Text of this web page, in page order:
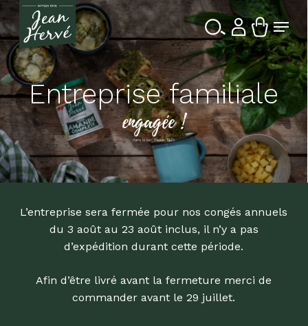
Passer
au
contenu
principalRecherche
de
produits
Menu
Entreprise familiale
engagée !
dans la Bio depuis 1976
L’entreprise sera fermée pour nos congés annuels
du 3 août au 23 août inclus, il n’y a pas
d’expédition durant cette période.
Afin d’être livré avant la fermeture merci de
commander avant le 29 juillet.
le
menu